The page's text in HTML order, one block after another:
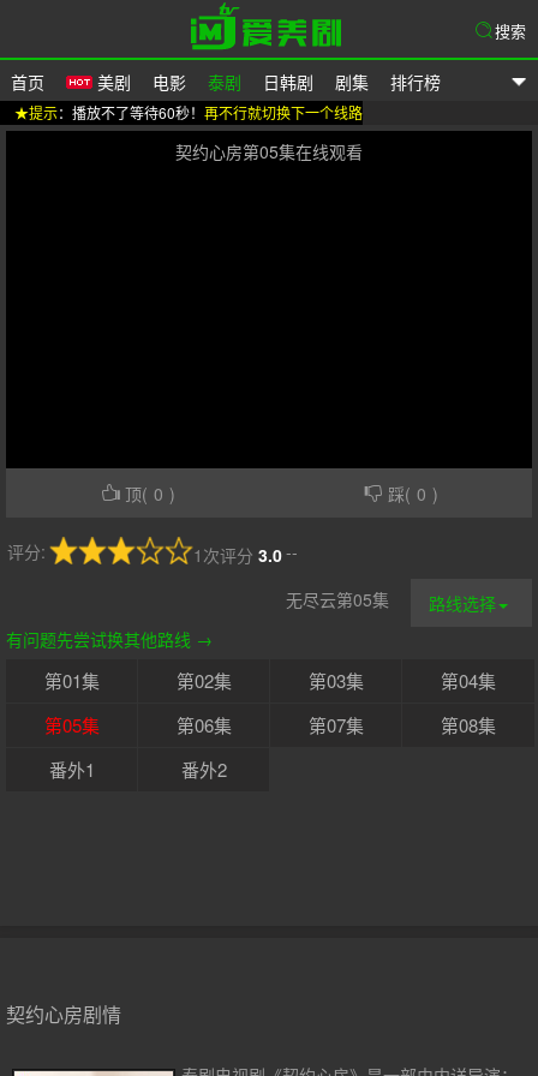
爱美剧
首页 美剧 电影 泰剧 日韩剧 剧集 排行榜
搜索
★提示：播放不了等待60秒！ 再不行就切换下一个线路
契约心房第05集在线观看
顶( 0 ) 踩( 0 )
评分: 3.0
1次评分 --
路线选择
无尽云第05集
有问题先尝试换其他路线 →
第01集 第02集 第03集
第04集
第05集
第06集 第07集
第08集
番外1
番外2
契约心房剧情